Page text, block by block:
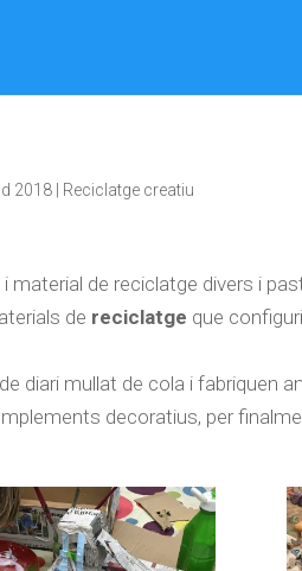
2018 Reciclatge creatiu
i material de reciclatge divers i
de reciclatge que
diari mullat de cola i fabriquen
decoratius, per